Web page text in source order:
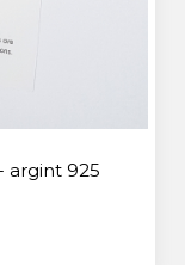
argint 925